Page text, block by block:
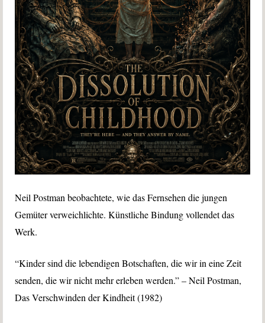
Neil Postman beobachtete, wie das Fernsehen die jungen
Gemüter verweichlichte. Künstliche Bindung vollendet das
Werk.
“Kinder sind die lebendigen Botschaften, die wir in eine Zeit
senden, die wir nicht mehr erleben werden.” – Neil Postman,
Das Verschwinden der Kindheit (1982)